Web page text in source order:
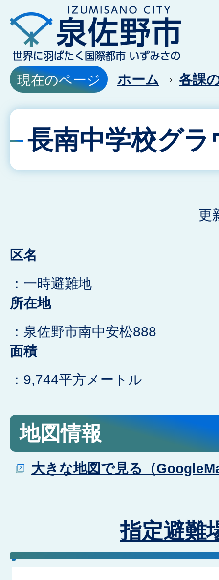
現在のページ ホーム 各課
長南中学校グラ
更
区名
：一時避難地
所在地
：泉佐野市南中安松888
面積
：9,744平方メートル
地図情報
大きな地図で見る（
指定避難